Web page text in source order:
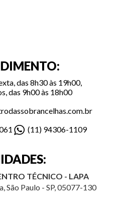
das 8h30 às 19h00,
das 9h00 às 18h00
(11) 94306-1109
TÉCNICO - LAPA
São Paulo - SP, 05077-130